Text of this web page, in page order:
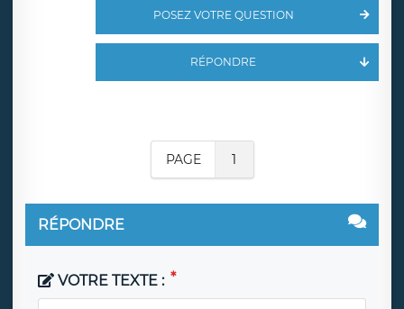
POSEZ VOTRE QUESTION
RÉPONDRE
PAGE 1
RÉPONDRE
VOTRE TEXTE :